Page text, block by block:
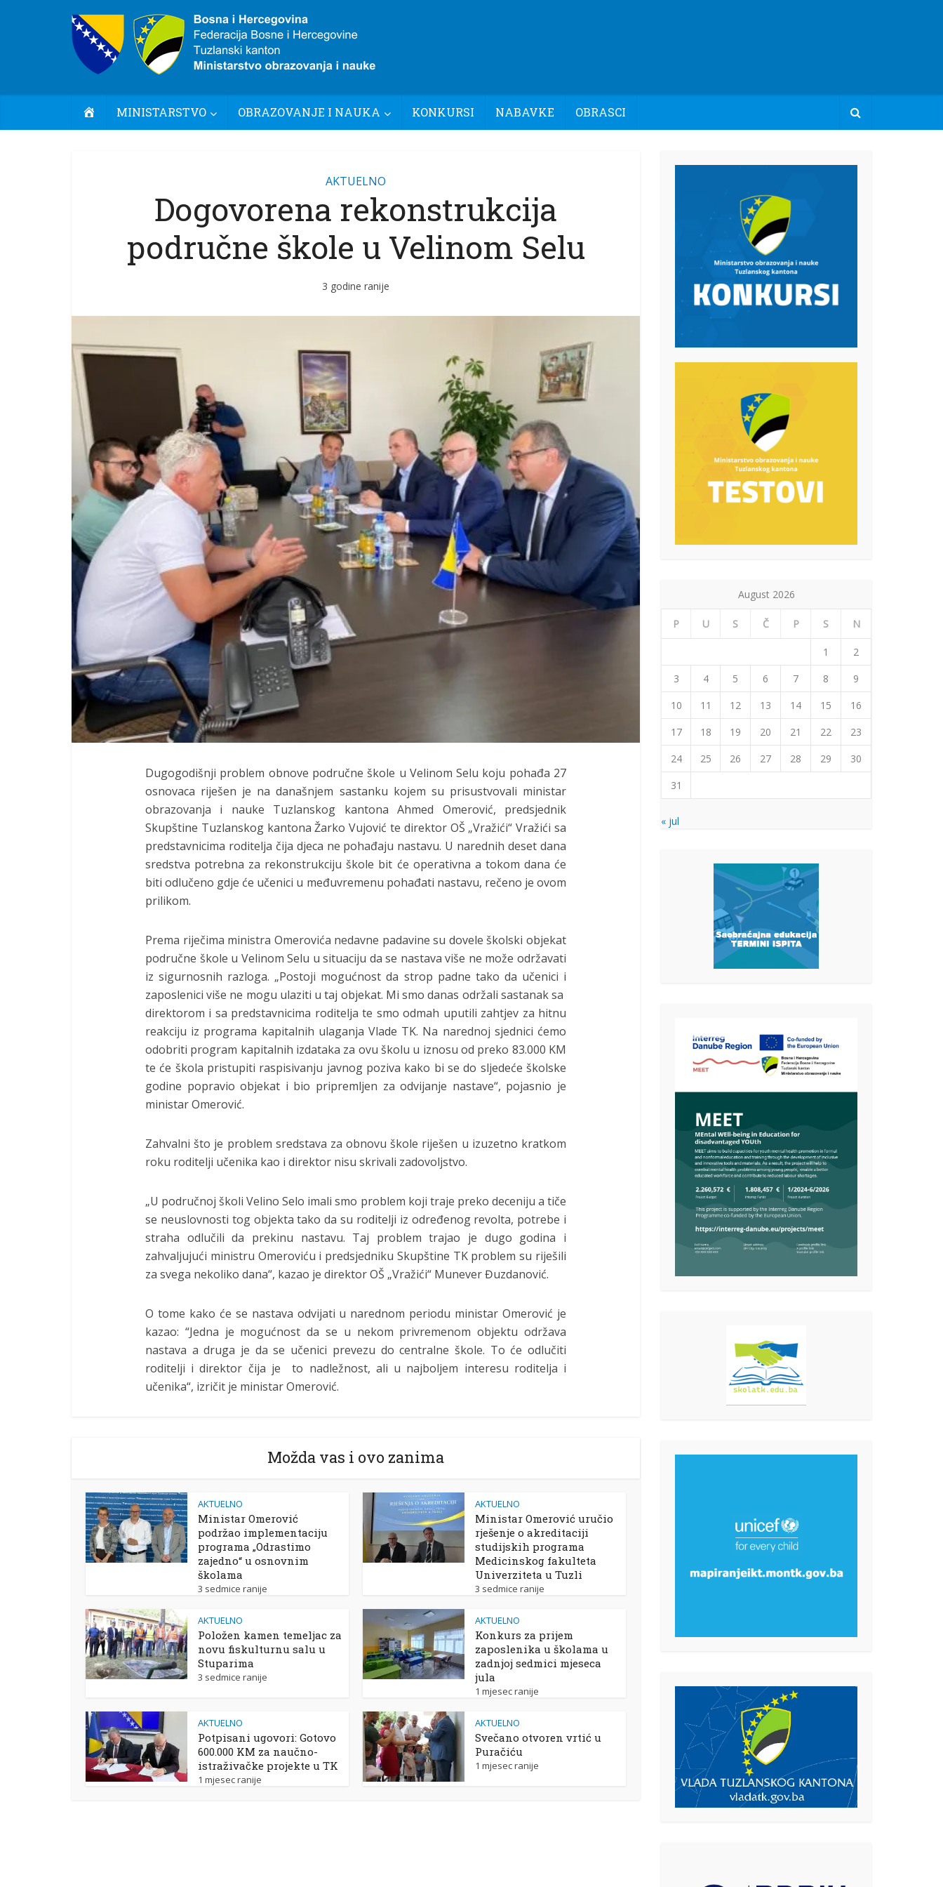
POČETNA
MINISTARSTVO OBRAZOVANJE I NAUKA KONKURSI NABAVKE OBRASCI
AKTUELNO
Dogovorena rekonstrukcija
područne škole u Velinom Selu
3 godine ranije
Dugogodišnji problem obnove područne škole u Velinom Selu koju pohađa 27
osnovaca riješen je na današnjem sastanku kojem su prisustvovali ministar
obrazovanja i nauke Tuzlanskog kantona Ahmed Omerović, predsjednik
Skupštine Tuzlanskog kantona Žarko Vujović te direktor OŠ „Vražići“ Vražići sa
predstavnicima roditelja čija djeca ne pohađaju nastavu. U narednih deset dana
sredstva potrebna za rekonstrukciju škole bit će operativna a tokom dana će
biti odlučeno gdje će učenici u međuvremenu pohađati nastavu, rečeno je ovom
prilikom.
Prema riječima ministra Omerovića nedavne padavine su dovele školski objekat
područne škole u Velinom Selu u situaciju da se nastava više ne može održavati
iz sigurnosnih razloga. „Postoji mogućnost da strop padne tako da učenici i
zaposlenici više ne mogu ulaziti u taj objekat. Mi smo danas održali sastanak sa
direktorom i sa predstavnicima roditelja te smo odmah uputili zahtjev za hitnu
reakciju iz programa kapitalnih ulaganja Vlade TK. Na narednoj sjednici ćemo
odobriti program kapitalnih izdataka za ovu školu u iznosu od preko 83.000 KM
te će škola pristupiti raspisivanju javnog poziva kako bi se do sljedeće školske
godine popravio objekat i bio pripremljen za odvijanje nastave“, pojasnio je
ministar Omerović.
Zahvalni što je problem sredstava za obnovu škole riješen u izuzetno kratkom
roku roditelji učenika kao i direktor nisu skrivali zadovoljstvo.
„U područnoj školi Velino Selo imali smo problem koji traje preko deceniju a tiče
se neuslovnosti tog objekta tako da su roditelji iz određenog revolta, potrebe i
straha odlučili da prekinu nastavu. Taj problem trajao je dugo godina i
zahvaljujući ministru Omeroviću i predsjedniku Skupštine TK problem su riješili
za svega nekoliko dana“, kazao je direktor OŠ „Vražići“ Munever Đuzdanović.
O tome kako će se nastava odvijati u narednom periodu ministar Omerović je
kazao: “Jedna je mogućnost da se u nekom privremenom objektu održava
nastava a druga je da se učenici prevezu do centralne škole. To će odlučiti
roditelji i direktor čija je to nadležnost, ali u najboljem interesu roditelja i
učenika“, izričit je ministar Omerović.
Možda vas i ovo zanima
AKTUELNO
Ministar Omerović
podržao implementaciju
programa „Odrastimo
zajedno“ u osnovnim
školama
3 sedmice ranije
AKTUELNO
Ministar Omerović uručio
rješenje o akreditaciji
studijskih programa
Medicinskog fakulteta
Univerziteta u Tuzli
3 sedmice ranije
AKTUELNO
Položen kamen temeljac za
novu fiskulturnu salu u
Stuparima
3 sedmice ranije
AKTUELNO
Konkurs za prijem
zaposlenika u školama u
zadnjoj sedmici mjeseca
jula
1 mjesec ranije
AKTUELNO
Potpisani ugovori: Gotovo
600.000 KM za naučno-
istraživačke projekte u TK
1 mjesec ranije
AKTUELNO
Svečano otvoren vrtić u
Puračiću
1 mjesec ranije
August 2026
P U S Č P S N
1
2
3
4 5 6 7 8
9
10
11 12 13 14 15
16
17
18 19 20 21 22
23
24
25 26 27 28 29
30
31
« jul